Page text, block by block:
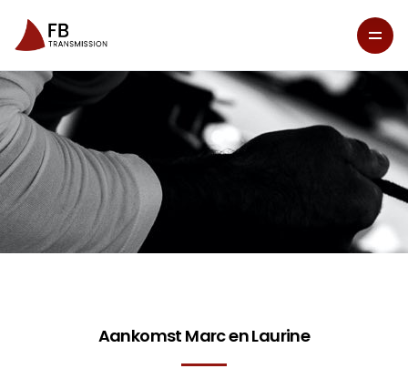
Aankomst Marc en Laurine